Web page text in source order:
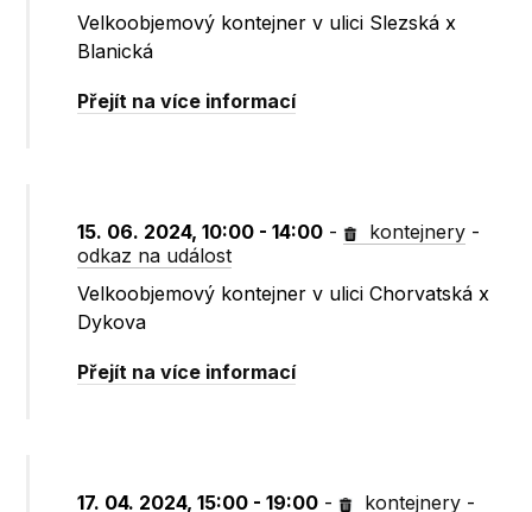
Velkoobjemový kontejner v ulici Slezská x
Blanická
Přejít na více informací
15. 06. 2024, 10:00 - 14:00 - kontejnery -
odkaz na událost
Velkoobjemový kontejner v ulici Chorvatská x
Dykova
Přejít na více informací
17. 04. 2024, 15:00 - 19:00 - kontejnery -